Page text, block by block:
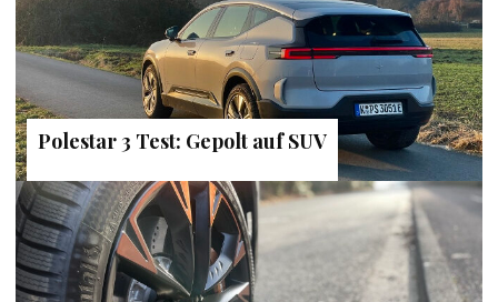
Polestar 3 Test: Gepolt auf SUV